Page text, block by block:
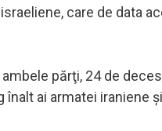
care de data
părţi, 24 de
ai armatei iraniene